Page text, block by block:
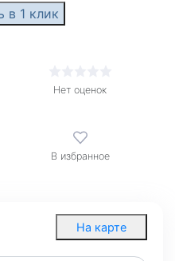
в 1 клик
Нет оценок
В избранное
На карте